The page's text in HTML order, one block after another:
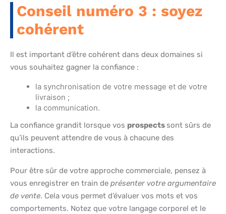
Conseil numéro 3 : soyez
cohérent
Il est important d’être cohérent dans deux domaines si
vous souhaitez gagner la confiance :
la synchronisation de votre message et de votre
livraison ;
la communication.
La confiance grandit lorsque vos prospectssont sûrs de
qu’ils peuvent attendre de vous à chacune des
interactions.
Pour être sûr de votre approche commerciale, pensez à
vous enregistrer en train de présenter votre argumentaire
de vente. Cela vous permet d’évaluer vos mots et vos
comportements. Notez que votre langage corporel et le